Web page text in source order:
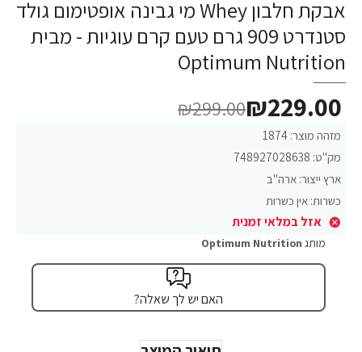
-23%
אבקת חלבון Whey מי גבינה אופטימום גולד
סטנדרט 909 גרם טעם קרם עוגיות - מבית
Optimum Nutrition
מזהה מוצר: 1874
מק"ט: 748927028638
ארץ ייצור: ארה"ב
כשרות: אין כשרות
אזל במלאי זמנית
₪229.00
₪299.00
מותג Optimum Nutrition
האם יש לך שאלה?